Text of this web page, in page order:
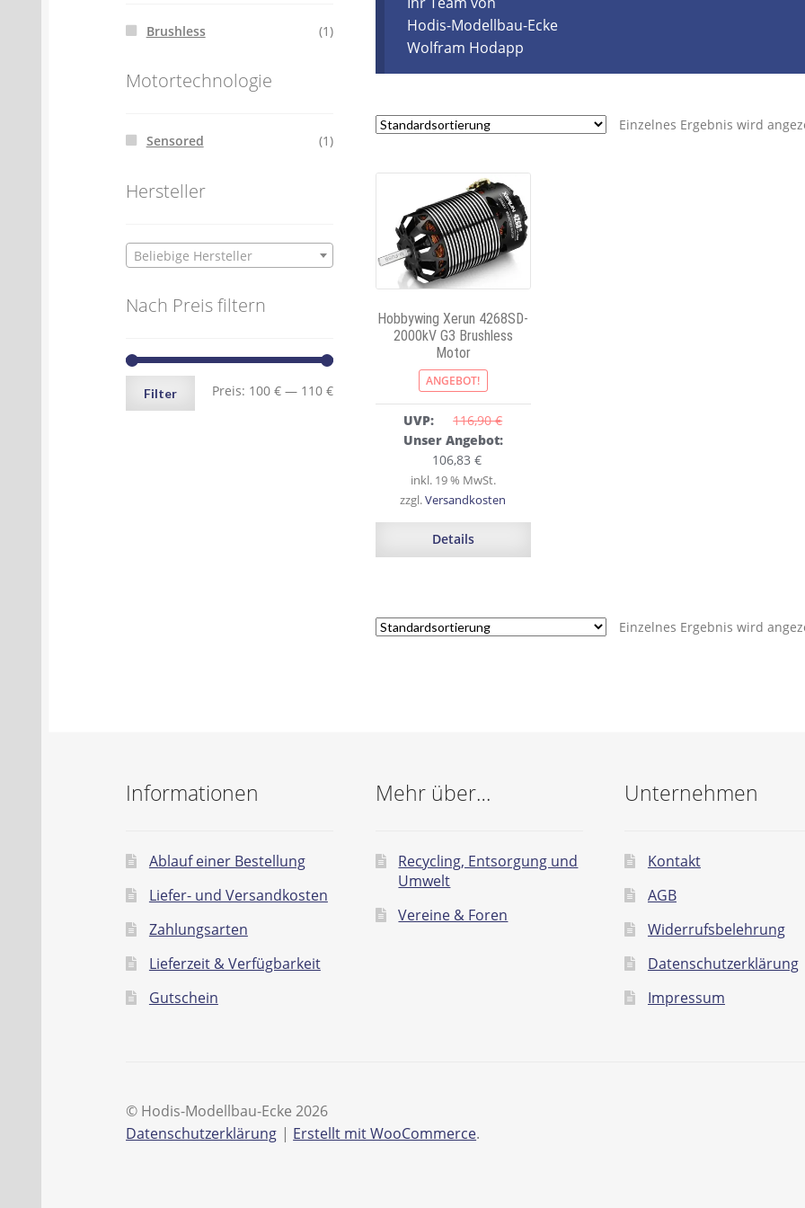
Hodis-Modellbau-Ecke
Wolfram Hodapp
Einzelnes Ergebnis wird
Hobbywing Xerun 4268SD-
2000kV G3 Brushless
Motor
ANGEBOT!
UVP: 116,90 €
Ursprünglicher
Preis
war:
116,90 €
Unser Angebot:
106,83€Aktueller
Preis
ist:
inkl. 19 % MwSt.
zzgl.Versandkosten
Details
Einzelnes Ergebnis wird
Brushless (1)
Motortechnologie
Sensored (1)
Hersteller
Beliebige Hersteller
Nach Preis filtern
Min.
Max.
Filter Preis: 100 € — 110 €
Informationen
Ablauf einer Bestellung
Liefer- und Versandkosten
Zahlungsarten
Lieferzeit & Verfügbarkeit
Gutschein
Mehr über…
Recycling, Entsorgung und
Umwelt
Vereine & Foren
Unternehmen
Kontakt
AGB
Widerrufsbelehrung
Datenschutzerklärung
Impressum
© Hodis-Modellbau-Ecke 2026
Datenschutzerklärung
Erstellt mit WooCommerce.